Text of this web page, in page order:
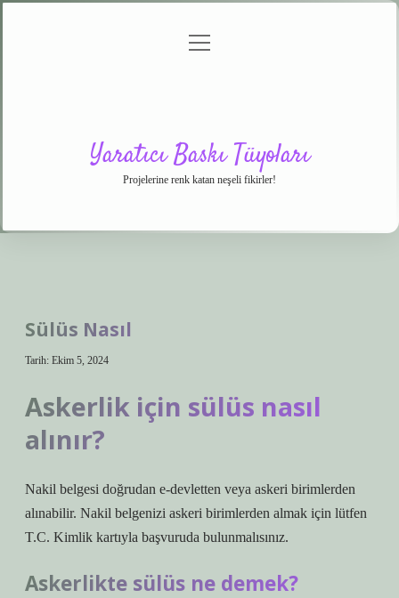
menüyü
Yaratıcı Baskı Tüyoları
Projelerine renk katan neşeli fikirler!
Sülüs Nasıl
Tarih: Ekim 5, 2024
Askerlik için sülüs nasıl
alınır?
Nakil belgesi doğrudan e-devletten veya askeri birimlerden
alınabilir. Nakil belgenizi askeri birimlerden almak için lütfen
T.C. Kimlik kartıyla başvuruda bulunmalısınız.
Askerlikte sülüs ne demek?